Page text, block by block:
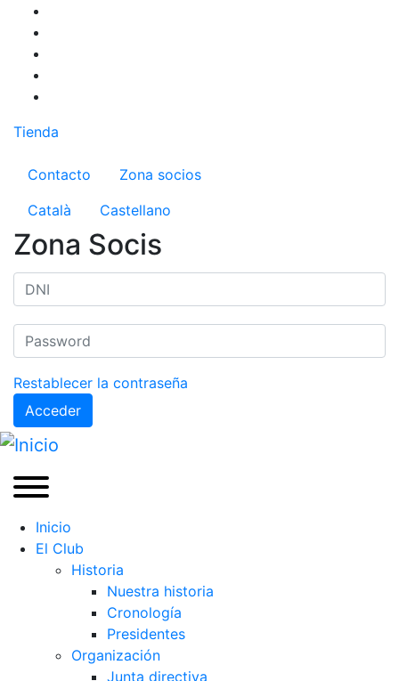
Pasar
contenido
principal
Tienda
Menú del compte d'usuari
Contacto
Zona socios
Català
Castellano
Zona Socis
Restablecer la contraseña
Acceder
Inicio
El Club
Historia
Nuestra historia
Cronología
Presidentes
Organización
Junta directiva